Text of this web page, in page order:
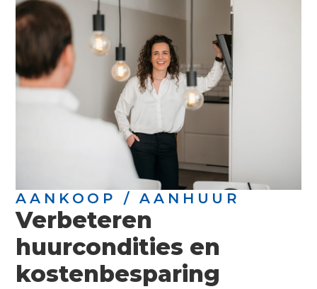
AANKOOP / AANHUUR
Verbeteren
huurcondities en
kostenbesparing